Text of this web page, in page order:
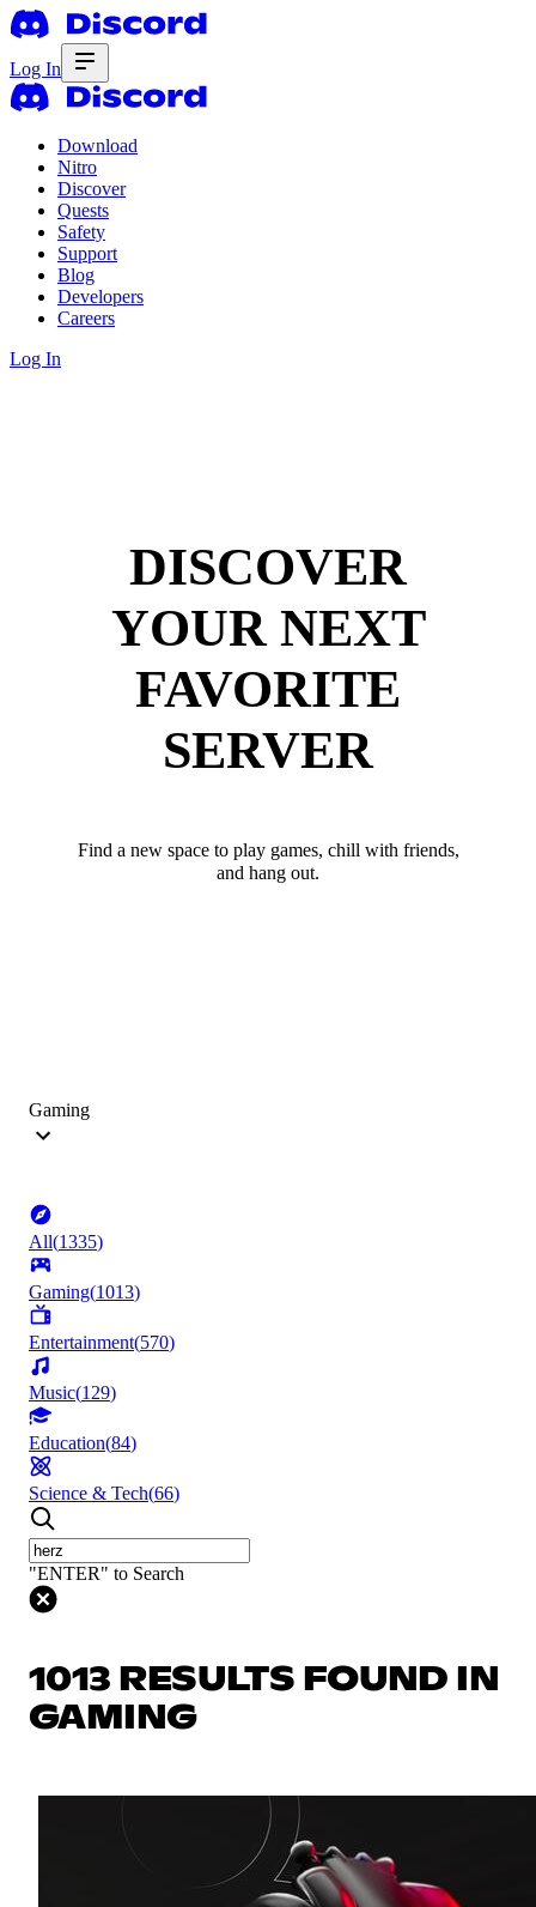
Log In
Download
Nitro
Discover
Quests
Safety
Support
Blog
Developers
Careers
Log In
DISCOVER
YOUR NEXT
FAVORITE
SERVER
Find a new space to play games, chill with friends,
and hang out.
Gaming
All(1335)
Gaming(1013)
Entertainment(570)
Music(129)
Education(84)
Science & Tech(66)
"ENTER" to Search
1013 RESULTS FOUND IN
GAMING